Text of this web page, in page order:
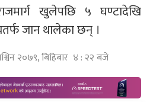
खुलेपछि ५ घण्टादेखि
जान थालेका छन् ।
२०७९, बिहिबार ४ : २२ बजे